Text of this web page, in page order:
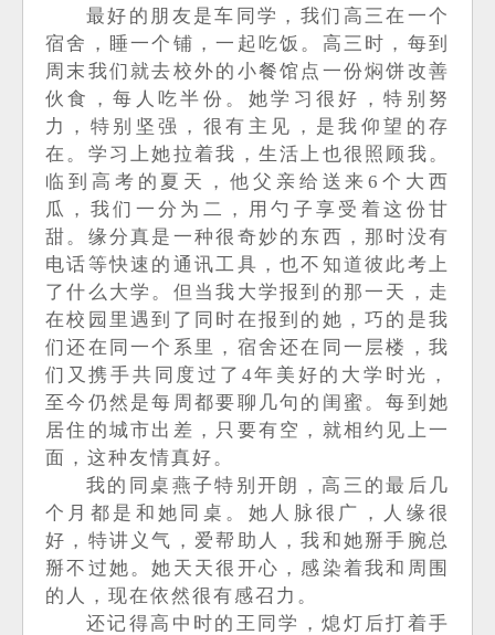
最好的朋友是车同学，我们高三在一个
宿舍，睡一个铺，一起吃饭。高三时，每到
周末我们就去校外的小餐馆点一份焖饼改善
伙食，每人吃半份。她学习很好，特别努
力，特别坚强，很有主见，是我仰望的存
在。学习上她拉着我，生活上也很照顾我。
临到高考的夏天，他父亲给送来6个大西
瓜，我们一分为二，用勺子享受着这份甘
甜。缘分真是一种很奇妙的东西，那时没有
电话等快速的 通讯工具，也不知道彼此考上
了什么大学。但当我大学报到的那一天，走
在校园里遇到了同时在报到的她，巧的是我
们还在同一个系里，宿舍还在同一层楼，我
们又携手共同度过了 4年美好的大学时光，
至今仍然是每周都要聊几句的闺蜜。每到她
居住的城市出差，只要有空，就相约见上一
面，这种友情真好。
我的同桌燕子特别开朗，高三的最后几
个月都是和她同桌。她人脉很广，人缘很
好，特讲义气，爱帮助人，我和她掰手腕总
掰不过她。她天天很开心，感染着我和周围
的人，现在依然很有感召力。
还记得高中时的王同学，熄灯后打着手